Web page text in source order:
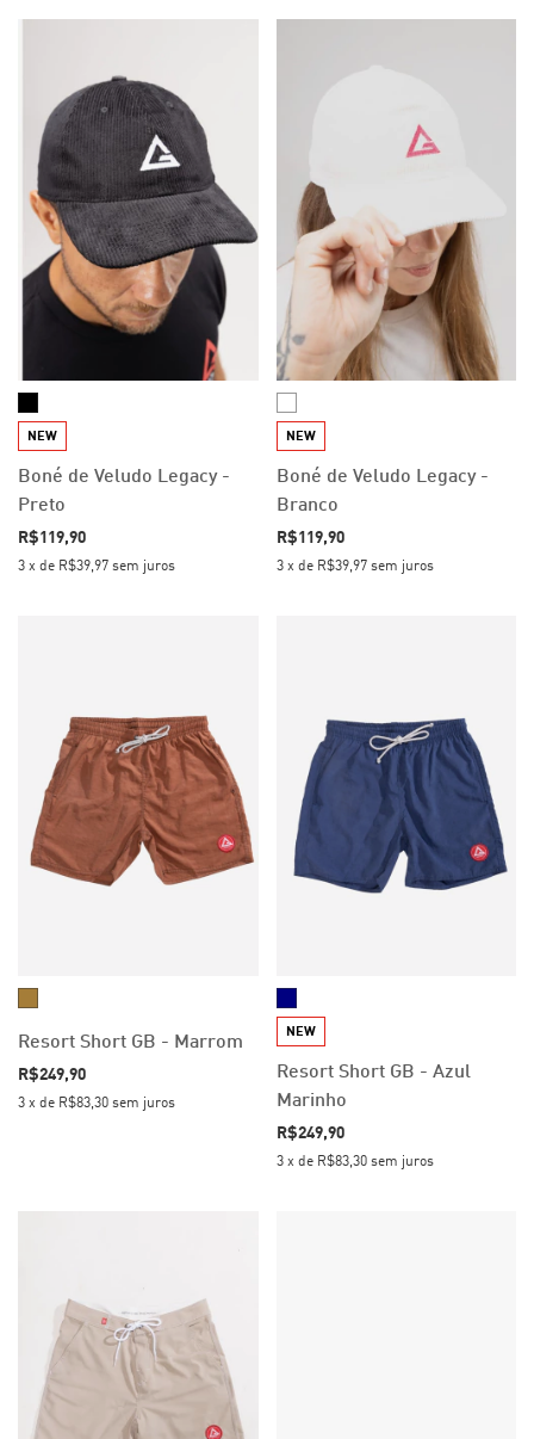
NEW
Boné de Veludo Legacy -
Preto
R$119,90
3 x de R$39,97 sem juros
NEW
Boné de Veludo Legacy -
Branco
R$119,90
3 x de R$39,97 sem juros
Resort Short GB - Marrom
R$249,90
3 x de R$83,30 sem juros
NEW
Resort Short GB - Azul
Marinho
R$249,90
3 x de R$83,30 sem juros